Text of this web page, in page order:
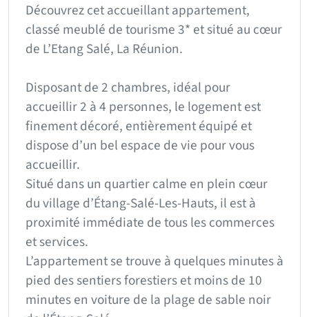
Découvrez cet accueillant appartement,
classé meublé de tourisme 3* et situé au cœur
de L’Etang Salé, La Réunion.
Disposant de 2 chambres, idéal pour
accueillir 2 à 4 personnes, le logement est
finement décoré, entièrement équipé et
dispose d’un bel espace de vie pour vous
accueillir.
Situé dans un quartier calme en plein cœur
du village d’Étang-Salé-Les-Hauts, il est à
proximité immédiate de tous les commerces
et services.
L’appartement se trouve à quelques minutes à
pied des sentiers forestiers et moins de 10
minutes en voiture de la plage de sable noir